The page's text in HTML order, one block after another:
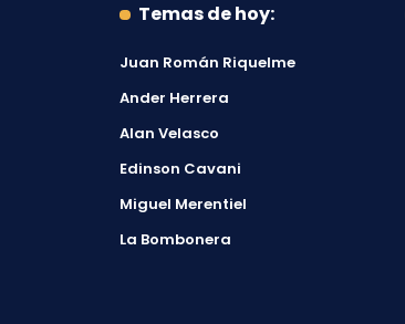
Temas de hoy:
Juan Román Riquelme
Ander Herrera
Alan Velasco
Edinson Cavani
Miguel Merentiel
La Bombonera